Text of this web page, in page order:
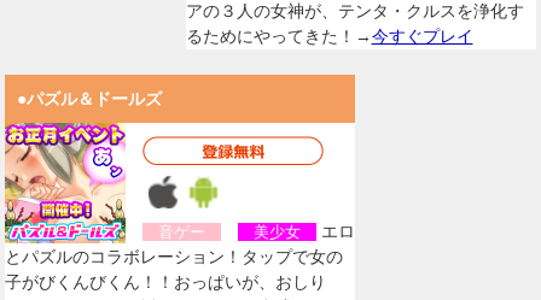
アの３人の女神が、テンタ・クルスを浄化す
るためにやってきた！→今すぐプレイ
●パズル＆ドールズ
音ゲー 美少女
エロ
とパズルのコラボレーション！タップで女の
子がびくんびくん！！おっぱいが、おしり